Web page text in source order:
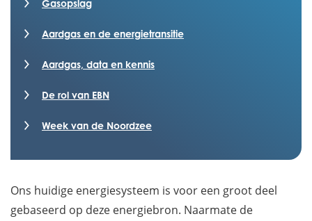
Gasopslag
Aardgas en de energietransitie
Aardgas, data en kennis
De rol van EBN
Week van de Noordzee
Ons huidige energiesysteem is voor een groot deel
gebaseerd op deze energiebron. Naarmate de